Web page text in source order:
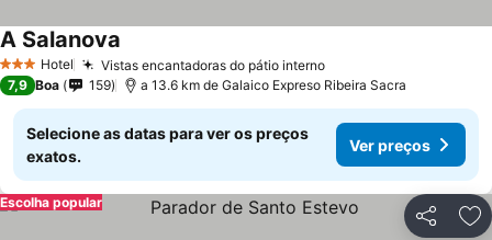
3 EstrelasHotel Vistas encantadoras do pátio interno
A Salanova
7,9 Boa 159 a 13.6 km de Galaico Expreso Ribeira Sacra
Selecione as datas para ver os preços
exatos.
Ver preços
Partilhar
Escolha popular